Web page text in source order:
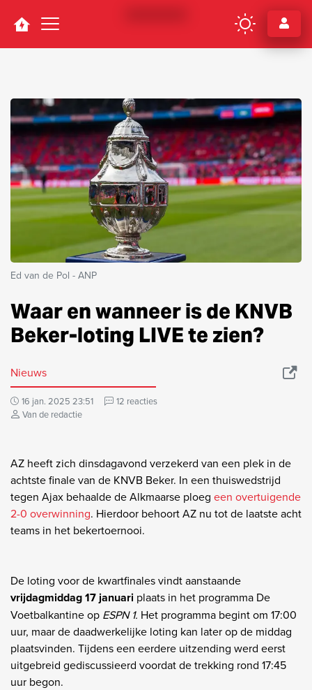
Navigation
Ed van de Pol - ANP
Waar en wanneer is de KNVB
Beker-loting LIVE te zien?
Nieuws
16 jan. 2025 23:51
12 reacties
Van de redactie
AZ heeft zich dinsdagavond verzekerd van een plek in de
achtste finale van de KNVB Beker. In een thuiswedstrijd
tegen Ajax behaalde de Alkmaarse ploeg een overtuigende
2-0 overwinning. Hierdoor behoort AZ nu tot de laatste acht
teams in het bekertoernooi.
De loting voor de kwartfinales vindt aanstaande
vrijdagmiddag 17 januari plaats in het programma De
Voetbalkantine op ESPN 1. Het programma begint om 17:00
uur, maar de daadwerkelijke loting kan later op de middag
plaatsvinden. Tijdens een eerdere uitzending werd eerst
uitgebreid gediscussieerd voordat de trekking rond 17:45
uur begon.